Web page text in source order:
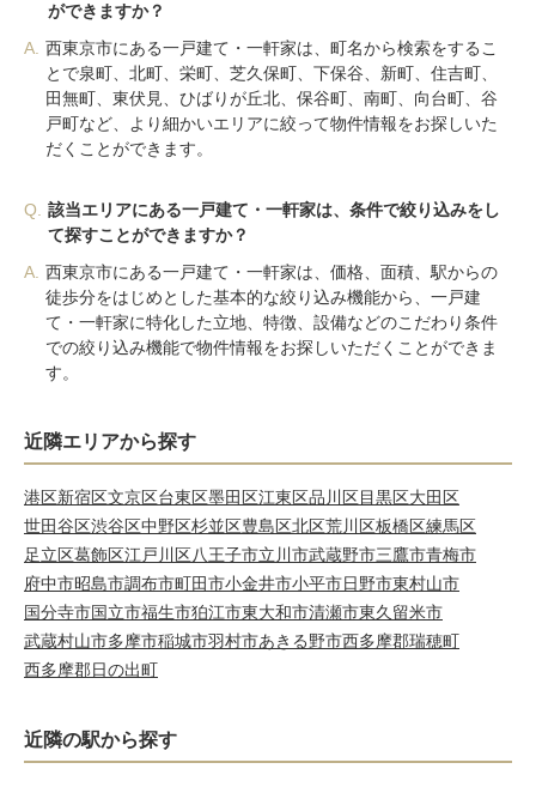
ができますか？
A. 西東京市にある一戸建て・一軒家は、町名から検索をするこ
とで泉町、北町、栄町、芝久保町、下保谷、新町、住吉町、
田無町、東伏見、ひばりが丘北、保谷町、南町、向台町、谷
戸町など、より細かいエリアに絞って物件情報をお探しいた
だくことができます。
Q.
該当エリアにある一戸建て・一軒家は、条件で絞り込みをし
て探すことができますか？
A. 西東京市にある一戸建て・一軒家は、価格、面積、駅からの
徒歩分をはじめとした基本的な絞り込み機能から、一戸建
て・一軒家に特化した立地、特徴、設備などのこだわり条件
での絞り込み機能で物件情報をお探しいただくことができま
す。
近隣エリアから探す
港区新宿区文京区台東区墨田区江東区品川区目黒区大田区
世田谷区渋谷区中野区杉並区豊島区北区荒川区板橋区練馬区
足立区葛飾区江戸川区八王子市立川市武蔵野市三鷹市青梅市
府中市昭島市調布市町田市小金井市小平市日野市東村山市
国分寺市国立市福生市狛江市東大和市清瀬市東久留米市
武蔵村山市多摩市稲城市羽村市あきる野市西多摩郡瑞穂町
西多摩郡日の出町
近隣の駅から探す